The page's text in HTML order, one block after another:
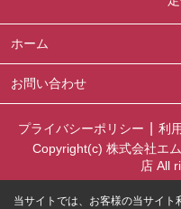
ホーム
お問い合わせ
プライバシーポリシー 利
Copyright(c) 株式会社エ
店 All
当サイトでは、お客様の当サイト